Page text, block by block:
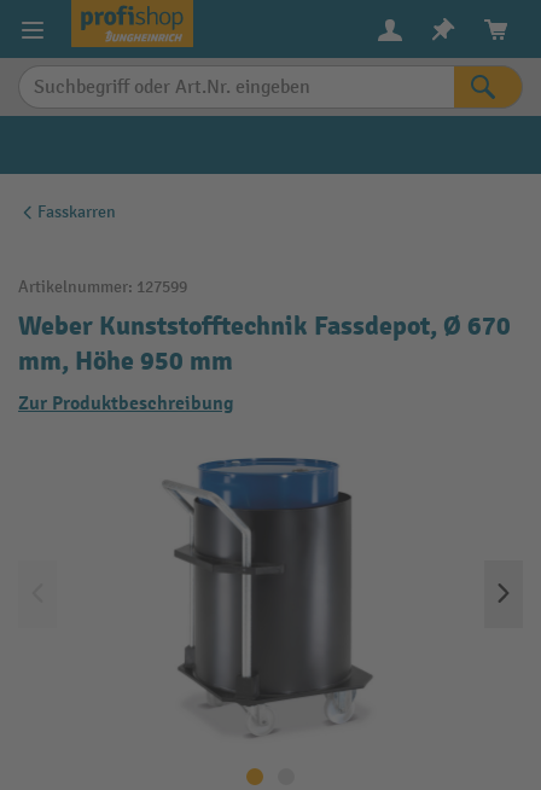
springen
Fasskarren
Artikelnummer: 127599
Weber Kunststofftechnik Fassdepot, Ø 670
mm, Höhe 950 mm
Zur Produktbeschreibung